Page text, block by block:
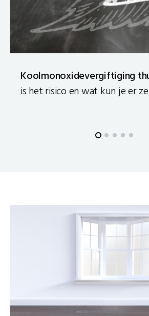
Koolmonoxidevergiftiging
is het risico en wat kun je er